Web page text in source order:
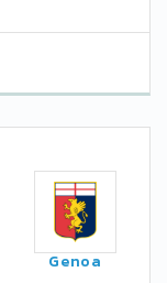
Genoa